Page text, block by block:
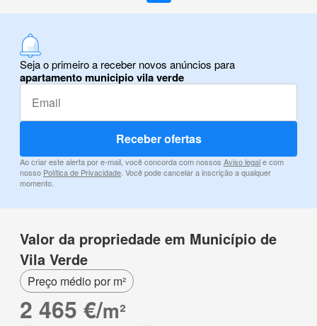
Seja o primeiro a receber novos anúncios para
apartamento municipio vila verde
Receber ofertas
Ao criar este alerta por e-mail, você concorda com nossos Aviso legale com
nosso Política de Privacidade . Você pode cancelar a inscrição a qualquer
momento.
Valor da propriedade em Município de
Vila Verde
Preço médio por m²
2 465 €/m²